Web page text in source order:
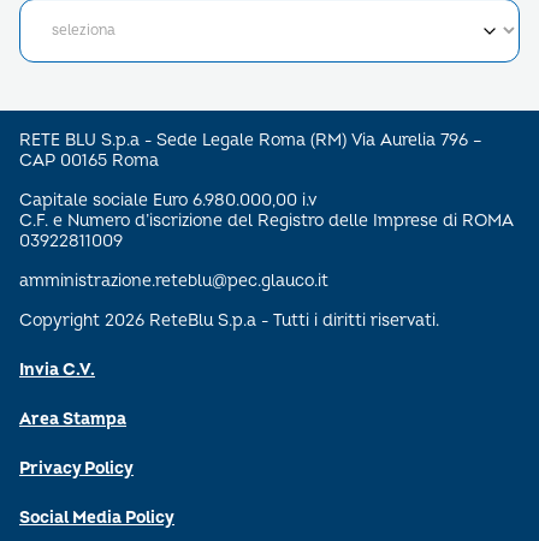
RETE BLU S.p.a - Sede Legale Roma (RM) Via Aurelia 796 –
CAP 00165 Roma
Capitale sociale Euro 6.980.000,00 i.v
C.F. e Numero d’iscrizione del Registro delle Imprese di ROMA
03922811009
amministrazione.reteblu@pec.glauco.it
Copyright 2026 ReteBlu S.p.a - Tutti i diritti riservati.
Invia C.V.
Area Stampa
Privacy Policy
Social Media Policy